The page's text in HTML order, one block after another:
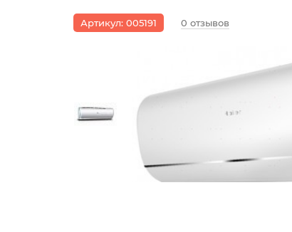
Артикул: 005191 0 отзывов